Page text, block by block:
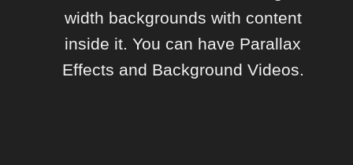
width backgrounds with content
inside it. You can have Parallax
Effects and Background Videos.